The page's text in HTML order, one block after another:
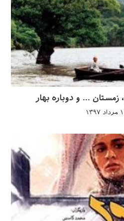
زمستان … و دوباره بهار
۱۳۹۷